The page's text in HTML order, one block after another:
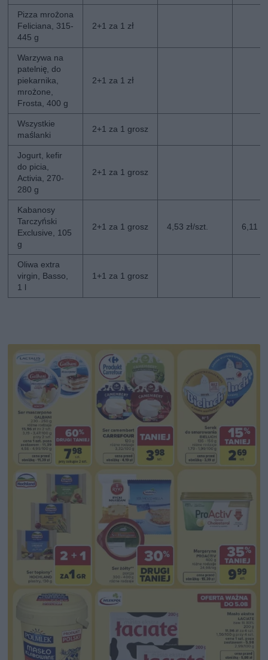
Pizza mrożona
Feliciana, 315-
445 g
2+1 za 1 zł
Warzywa na
patelnię, do
piekarnika,
mrożone,
Frosta, 400 g
2+1 za 1 zł
Wszystkie
maślanki
2+1 za 1 grosz
Jogurt, kefir
do picia,
Activia, 270-
280 g
2+1 za 1 grosz
Kabanosy
Tarczyński
Exclusive, 105
g
2+1 za 1 grosz 4,53 zł/szt. 6,11
Oliwa extra
virgin, Basso,
1 l
1+1 za 1 grosz